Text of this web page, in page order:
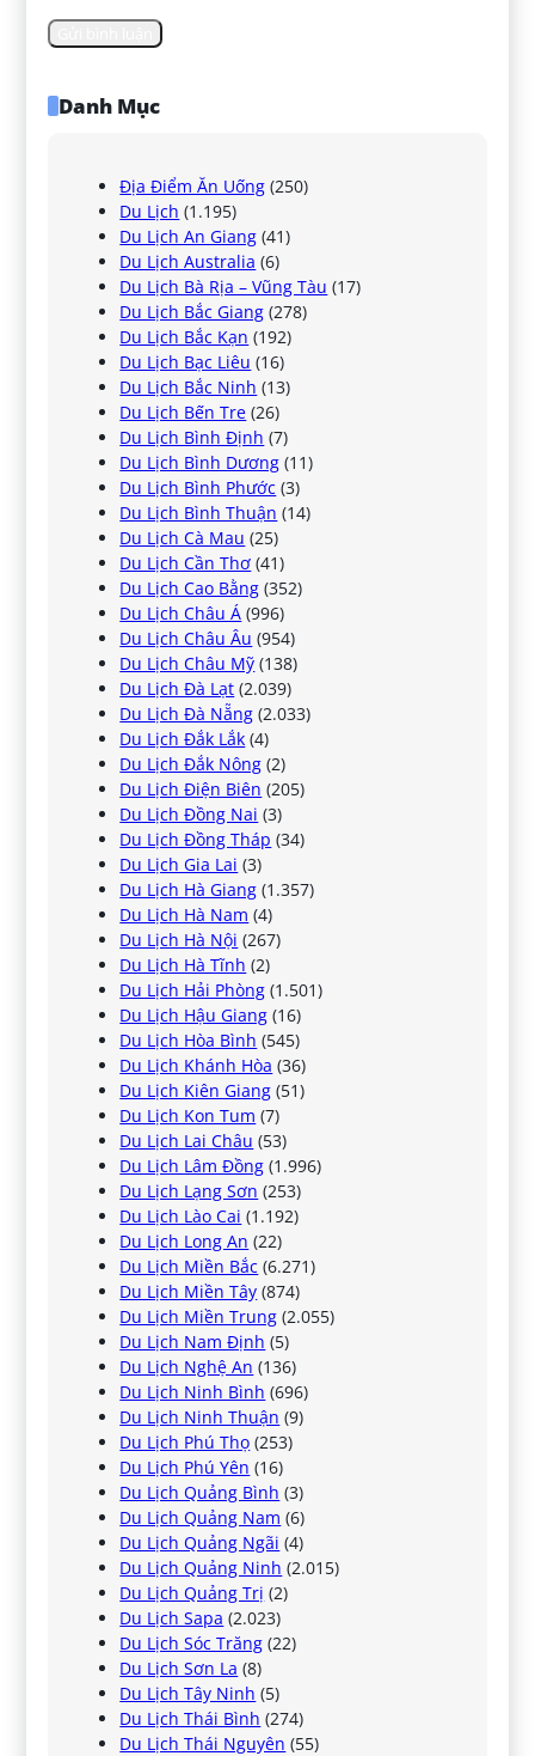
Danh Mục
Địa Điểm Ăn Uống (250)
Du Lịch (1.195)
Du Lịch An Giang (41)
Du Lịch Australia (6)
Du Lịch Bà Rịa – Vũng Tàu (17)
Du Lịch Bắc Giang (278)
Du Lịch Bắc Kạn (192)
Du Lịch Bạc Liêu (16)
Du Lịch Bắc Ninh (13)
Du Lịch Bến Tre (26)
Du Lịch Bình Định (7)
Du Lịch Bình Dương (11)
Du Lịch Bình Phước (3)
Du Lịch Bình Thuận (14)
Du Lịch Cà Mau (25)
Du Lịch Cần Thơ (41)
Du Lịch Cao Bằng (352)
Du Lịch Châu Á (996)
Du Lịch Châu Âu (954)
Du Lịch Châu Mỹ (138)
Du Lịch Đà Lạt (2.039)
Du Lịch Đà Nẵng (2.033)
Du Lịch Đắk Lắk (4)
Du Lịch Đắk Nông (2)
Du Lịch Điện Biên (205)
Du Lịch Đồng Nai (3)
Du Lịch Đồng Tháp (34)
Du Lịch Gia Lai (3)
Du Lịch Hà Giang (1.357)
Du Lịch Hà Nam (4)
Du Lịch Hà Nội (267)
Du Lịch Hà Tĩnh (2)
Du Lịch Hải Phòng (1.501)
Du Lịch Hậu Giang (16)
Du Lịch Hòa Bình (545)
Du Lịch Khánh Hòa (36)
Du Lịch Kiên Giang (51)
Du Lịch Kon Tum (7)
Du Lịch Lai Châu (53)
Du Lịch Lâm Đồng (1.996)
Du Lịch Lạng Sơn (253)
Du Lịch Lào Cai (1.192)
Du Lịch Long An (22)
Du Lịch Miền Bắc (6.271)
Du Lịch Miền Tây (874)
Du Lịch Miền Trung (2.055)
Du Lịch Nam Định (5)
Du Lịch Nghệ An (136)
Du Lịch Ninh Bình (696)
Du Lịch Ninh Thuận (9)
Du Lịch Phú Thọ (253)
Du Lịch Phú Yên (16)
Du Lịch Quảng Bình (3)
Du Lịch Quảng Nam (6)
Du Lịch Quảng Ngãi (4)
Du Lịch Quảng Ninh (2.015)
Du Lịch Quảng Trị (2)
Du Lịch Sapa (2.023)
Du Lịch Sóc Trăng (22)
Du Lịch Sơn La (8)
Du Lịch Tây Ninh (5)
Du Lịch Thái Bình (274)
Du Lịch Thái Nguyên (55)